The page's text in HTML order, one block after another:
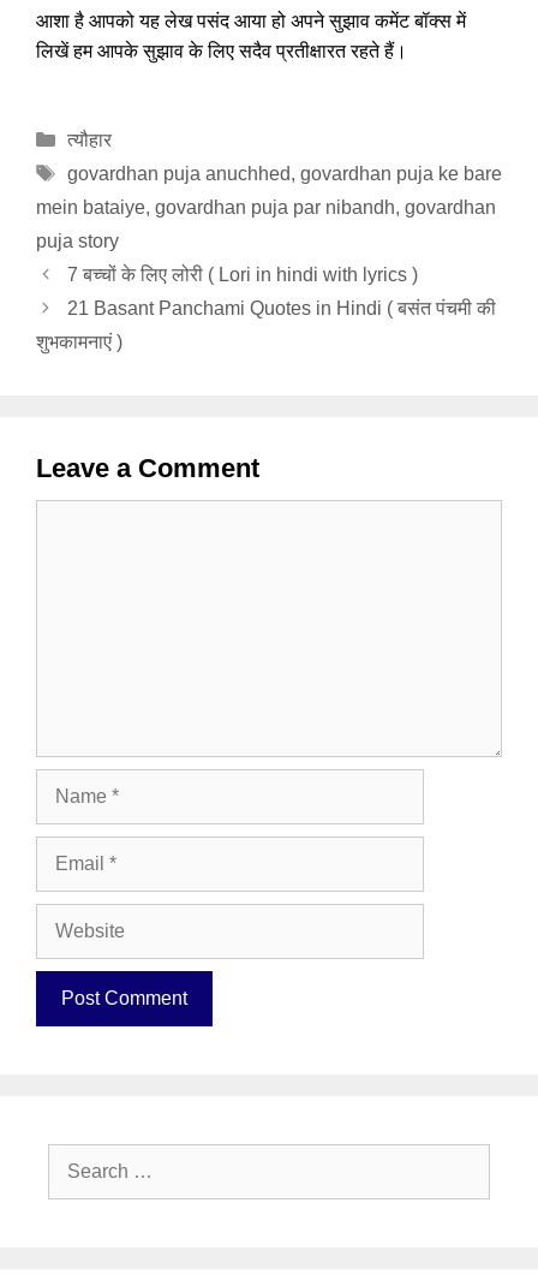
आशा है आपको यह लेख पसंद आया हो अपने सुझाव कमेंट बॉक्स में
लिखें हम आपके सुझाव के लिए सदैव प्रतीक्षारत रहते हैं।
Categories
त्यौहार
Tags
govardhan puja anuchhed, govardhan puja ke bare
mein bataiye, govardhan puja par nibandh, govardhan
puja story
7 बच्चों के लिए लोरी ( Lori in hindi with lyrics )
21 Basant Panchami Quotes in Hindi ( बसंत पंचमी की
शुभकामनाएं )
Leave a Comment
Search